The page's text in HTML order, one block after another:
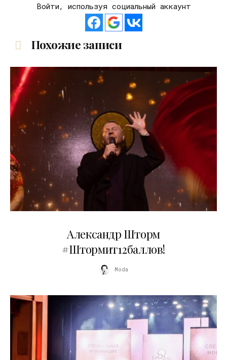
Войти, используя социальный аккаунт
Похожие записи
Александр Шторм
#Штормит12баллов!
Moda